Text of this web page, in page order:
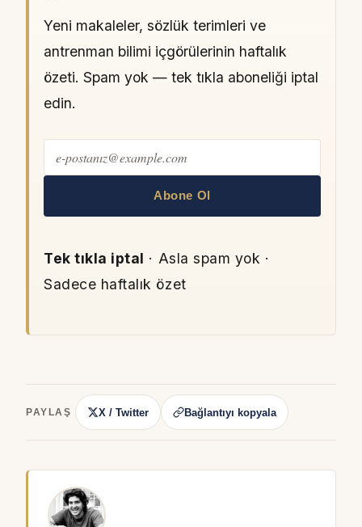
Yeni makaleler, sözlük terimleri ve
antrenman bilimi içgörülerinin haftalık
özeti. Spam yok — tek tıkla aboneliği iptal
edin.
Abone Ol
Tek tıkla iptal · Asla spam yok ·
Sadece haftalık özet
PAYLAŞ X / Twitter Bağlantıyı kopyala